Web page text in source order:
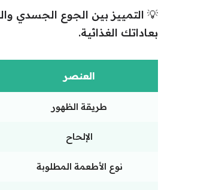
💡 التمييز بين الجوع الجسدي
بعاداتك الغذائية.
العنصر
طريقة الظهور
الإلحاح
نوع الأطعمة المطلوبة